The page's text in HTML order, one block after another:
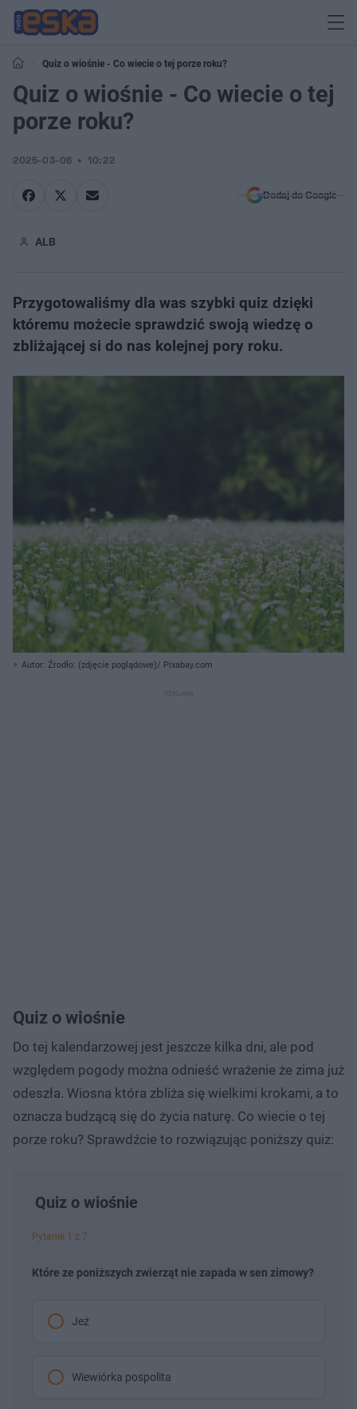
Quiz o wiośnie - Co wiecie o tej porze roku?
Quiz o wiośnie - Co wiecie o tej
porze roku?
2025-03-06 10:22
Dodaj do Google
ALB
Przygotowaliśmy dla was szybki quiz dzięki
któremu możecie sprawdzić swoją wiedzę o
zbliżającej si do nas kolejnej pory roku.
Autor: Źrodło: (zdjęcie poglądowe)/ Pixabay.com
Quiz o wiośnie
Do tej kalendarzowej jest jeszcze kilka dni, ale pod
względem pogody można odnieść wrażenie że zima już
odeszła. Wiosna która zbliża się wielkimi krokami, a to
oznacza budzącą się do życia naturę. Co wiecie o tej
porze roku? Sprawdźcie to rozwiązując poniższy quiz:
Quiz o wiośnie
Pytanie 1 z 7
Które ze poniższych zwierząt nie zapada w sen zimowy?
Jeż
Wiewiórka pospolita